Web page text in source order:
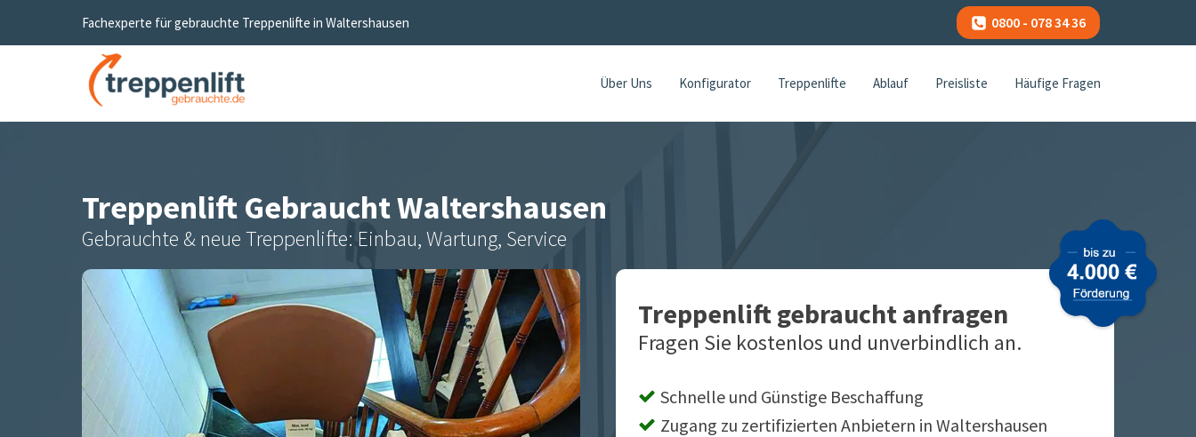
Fachexperte für gebrauchte Treppenlifte in Waltershausen 0800 - 078 34 36
Über Uns Konfigurator Treppenlifte Ablauf Preisliste Häufige Fragen
Treppenlift GebrauchtWaltershausen
Gebrauchte & neue Treppenlifte: Einbau, Wartung, Service
Treppenlift gebraucht anfragen
Fragen Sie kostenlos und unverbindlich an.
Schnelle und Günstige Beschaffung
Zugang zu zertifizierten Anbietern in Waltershausen